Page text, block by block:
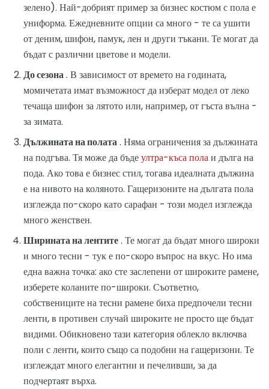
зелено). Най-добрият пример за бизнес костюм с пола е
униформа. Ежедневните опции са много - те са ушити
от деним, шифон, памук, лен и други тъкани. Те могат да
бъдат с различни цветове и модели.
До сезона. В зависимост от времето на годината,
момичетата имат възможност да изберат модел от леко
течаща шифон за лятото или, например, от гъста вълна -
за зимата.
Дължината на полата. Няма ограничения за дължината
на подгъва. Тя може да бъдеултра-къса полаи дълга на
пода. Ако това е бизнес стил, тогава идеалната дължина
е на нивото на коляното. Гащеризоните на дългата пола
изглежда по-скоро като сарафан - този модел изглежда
много женствен.
Ширината на лентите. Те могат да бъдат много широки
и много тесни - тук е по-скоро въпрос на вкус. Но има
една важна точка: ако сте заслепени от широките рамене,
изберете коланите по-широки. Съответно,
собствениците на тесни рамене биха предпочели тесни
ленти, в противен случай широките не просто ще бъдат
видими. Обикновено тази категория облекло включва
поли с ленти, които също са подобни на гащеризони. Те
изглеждат много елегантни и печеливши, за да
подчертаят върха.